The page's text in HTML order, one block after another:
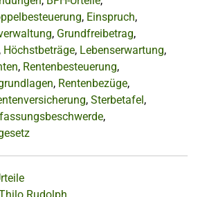
, Einspruch,
, Grundfreibetrag,
, Höchstbeträge, Lebenserwartung,
, Rentenbesteuerung,
, Rentenbezüge,
, Sterbetafel,
,